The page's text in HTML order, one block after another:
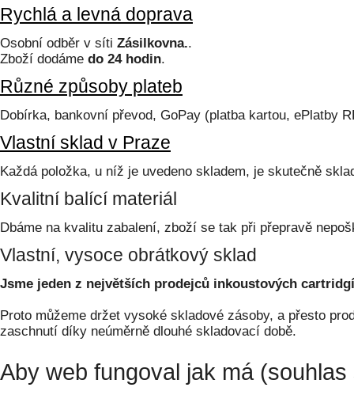
Rychlá a levná doprava
Osobní odběr v síti Zásilkovna..
Zboží dodáme do 24 hodin.
Různé způsoby plateb
Dobírka, bankovní převod, GoPay (platba kartou, ePlatby
Vlastní sklad v Praze
Každá položka, u níž je uvedeno skladem, je skutečně
Kvalitní balící materiál
Dbáme na kvalitu zabalení, zboží se tak při přepravě
Vlastní, vysoce obrátkový sklad
Jsme jeden z největších prodejců inkoustových
Proto můžeme držet vysoké skladové zásoby, a přesto
zaschnutí díky neúměrně dlouhé skladovací době.
Aby web fungoval jak má